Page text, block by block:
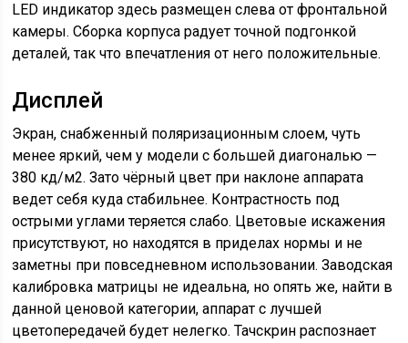
LED индикатор здесь размещен слева от фронтальной
камеры. Сборка корпуса радует точной подгонкой
деталей, так что впечатления от него положительные.
Дисплей
Экран, снабженный поляризационным слоем, чуть
менее яркий, чем у модели с большей диагональю —
380 кд/м2. Зато чёрный цвет при наклоне аппарата
ведет себя куда стабильнее. Контрастность под
острыми углами теряется слабо. Цветовые искажения
присутствуют, но находятся в приделах нормы и не
заметны при повседневном использовании. Заводская
калибровка матрицы не идеальна, но опять же, найти в
данной ценовой категории, аппарат с лучшей
цветопередачей будет нелегко. Тачскрин распознает